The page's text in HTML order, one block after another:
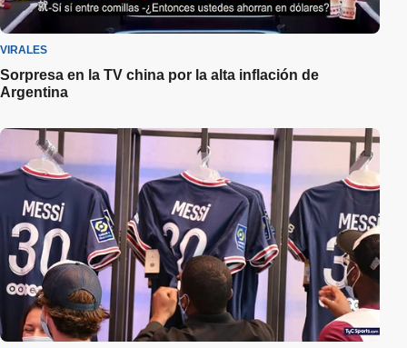
VIRALES
Sorpresa en la TV china por la alta inflación de
Argentina